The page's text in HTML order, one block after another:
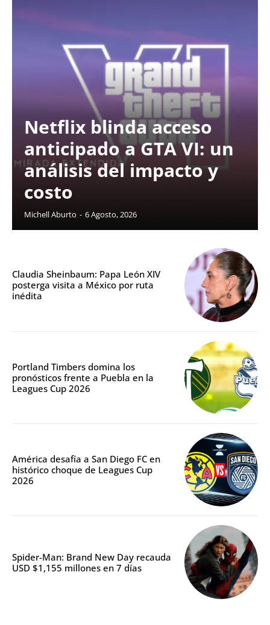
Netflix blinda acceso
anticipado a GTA VI: un
análisis del impacto y
costo
Michell Aburto - 6 Agosto, 2026
Claudia Sheinbaum: Papa León XIV
posterga visita a México por ruta
inédita
Portland Timbers domina los
pronósticos frente a Puebla en la
Leagues Cup 2026
América desafía a San Diego FC en
histórico choque de Leagues Cup
2026
Spider-Man: Brand New Day recauda
USD $1,155 millones en 7 días